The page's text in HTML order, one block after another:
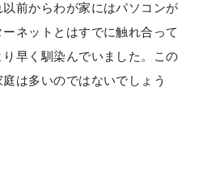
前からわが家にはパソコンが
ネットとはすでに触れ合って
早く馴染んでいました。この
は多いのではないでしょう